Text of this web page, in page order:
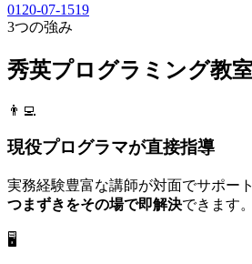
0120-07-1519
3つの強み
秀英プログラミング教
👨‍💻
現役プログラマが直接指導
実務経験豊富な講師が対面でサポート
つまずきをその場で即解決できます。
🖥️